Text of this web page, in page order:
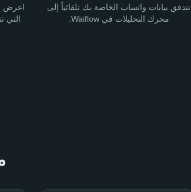
تتدفق بيانات واتساب الخاصة بك تلقائياً إلى
محرك التحليلات في Waiflow.
التي